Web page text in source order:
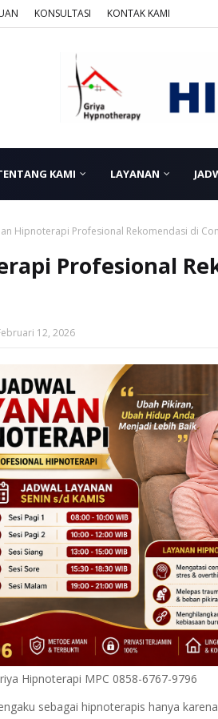
KONSULTASI KONTAK KAMI
KAMI LAYANAN
Hipnoterapi Profesional Rekomendasi di
Profesional
12, 2026
Hipnoterapi MPC 0858-6767-9796
sebagai hipnoterapis hanya